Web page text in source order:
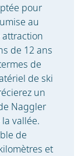
pour
au
attraction
de 12 ans
de
de ski
un
Naggler
vallée.
de
et